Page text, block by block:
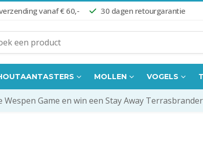
vanaf € 60,- 30 dagen retourgarantie
MOLLEN VOGELS
Wespen Game en win een Stay Away